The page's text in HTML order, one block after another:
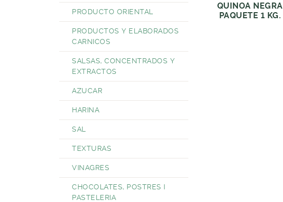
PRODUCTO ORIENTAL
PRODUCTOS Y ELABORADOS
CARNICOS
SALSAS, CONCENTRADOS Y
EXTRACTOS
AZUCAR
HARINA
SAL
TEXTURAS
VINAGRES
CHOCOLATES, POSTRES I
PASTELERIA
QUINOA NEGRA
PAQUETE 1 KG.